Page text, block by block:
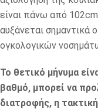
είναι πάνω από
αυξάνεται σημαντικά
ογκολογικών
Το θετικό μήνυμα
βαθμό, μπορεί να
διατροφής, η